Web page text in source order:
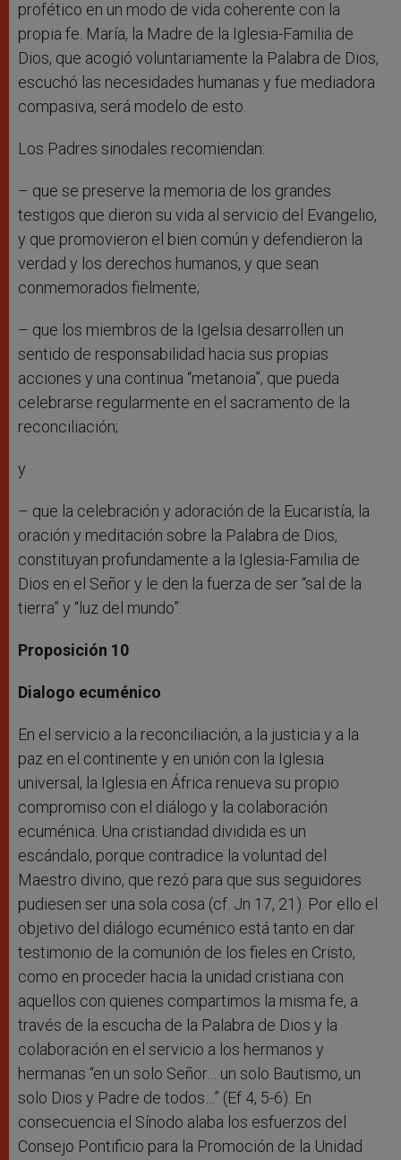
profético en un modo de vida coherente con la
propia fe. María, la Madre de la Iglesia-Familia de
Dios, que acogió voluntariamente la Palabra de Dios,
escuchó las necesidades humanas y fue mediadora
compasiva, será modelo de esto.
Los Padres sinodales recomiendan:
– que se preserve la memoria de los grandes
testigos que dieron su vida al servicio del Evangelio,
y que promovieron el bien común y defendieron la
verdad y los derechos humanos, y que sean
conmemorados fielmente;
– que los miembros de la Igelsia desarrollen un
sentido de responsabilidad hacia sus propias
acciones y una continua “metanoia”, que pueda
celebrarse regularmente en el sacramento de la
reconciliación;
y
– que la celebración y adoración de la Eucaristía, la
oración y meditación sobre la Palabra de Dios,
constituyan profundamente a la Iglesia-Familia de
Dios en el Señor y le den la fuerza de ser “sal de la
tierra” y “luz del mundo”.
Proposición 10
Dialogo ecuménico
En el servicio a la reconciliación, a la justicia y a la
paz en el continente y en unión con la Iglesia
universal, la Iglesia en África renueva su propio
compromiso con el diálogo y la colaboración
ecuménica. Una cristiandad dividida es un
escándalo, porque contradice la voluntad del
Maestro divino, que rezó para que sus seguidores
pudiesen ser una sola cosa (cf. Jn 17, 21). Por ello el
objetivo del diálogo ecuménico está tanto en dar
testimonio de la comunión de los fieles en Cristo,
como en proceder hacia la unidad cristiana con
aquellos con quienes compartimos la misma fe, a
través de la escucha de la Palabra de Dios y la
colaboración en el servicio a los hermanos y
hermanas “en un solo Señor… un solo Bautismo, un
solo Dios y Padre de todos…” (Ef 4, 5-6). En
consecuencia el Sínodo alaba los esfuerzos del
Consejo Pontificio para la Promoción de la Unidad